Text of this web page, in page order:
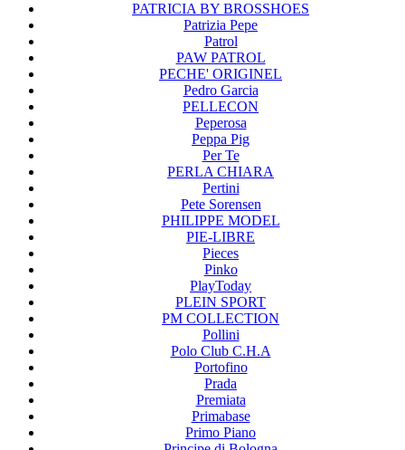
PATRICIA BY BROSSHOES
Patrizia Pepe
Patrol
PAW PATROL
PECHE' ORIGINEL
Pedro Garcia
PELLECON
Peperosa
Peppa Pig
Per Te
PERLA CHIARA
Pertini
Pete Sorensen
PHILIPPE MODEL
PIE-LIBRE
Pieces
Pinko
PlayToday
PLEIN SPORT
PM COLLECTION
Pollini
Polo Club C.H.A
Portofino
Prada
Premiata
Primabase
Primo Piano